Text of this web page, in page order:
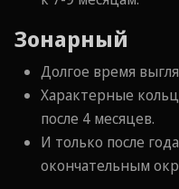
Зонарный
Долгое время
Характерные
после 4 месяцев.
И только после
окончательным